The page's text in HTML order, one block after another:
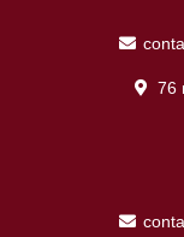
76